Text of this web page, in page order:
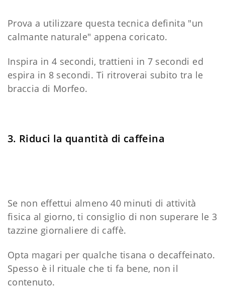
Prova a utilizzare questa tecnica definita "un
calmante naturale" appena coricato.
Inspira in 4 secondi, trattieni in 7 secondi ed
espira in 8 secondi. Ti ritroverai subito tra le
braccia di Morfeo.
3. Riduci la quantità di caffeina
Se non effettui almeno 40 minuti di attività
fisica al giorno, ti consiglio di non superare le 3
tazzine giornaliere di caffè.
Opta magari per qualche tisana o decaffeinato.
Spesso è il rituale che ti fa bene, non il
contenuto.